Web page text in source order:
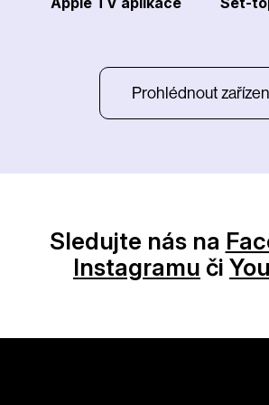
Prohlédnout
Sledujte nás na
Instagramu či